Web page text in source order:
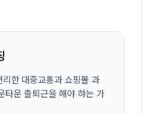
한 대중교통과 쇼핑몰 과
타운 출퇴근을 해야 햐는 가